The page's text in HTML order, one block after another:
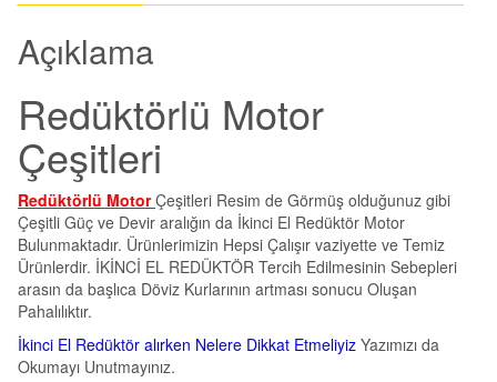
Açıklama
Redüktörlü Motor
Çeşitleri
Redüktörlü Motor Çeşitleri Resim de Görmüş olduğunuz gibi
Çeşitli Güç ve Devir aralığın da İkinci El Redüktör Motor
Bulunmaktadır. Ürünlerimizin Hepsi Çalışır vaziyette ve Temiz
Ürünlerdir. İKİNCİ EL REDÜKTÖR Tercih Edilmesinin Sebepleri
arasın da başlıca Döviz Kurlarının artması sonucu Oluşan
Pahalılıktır.
İkinci El Redüktör alırken Nelere Dikkat Etmeliyiz Yazımızı da
Okumayı Unutmayınız.